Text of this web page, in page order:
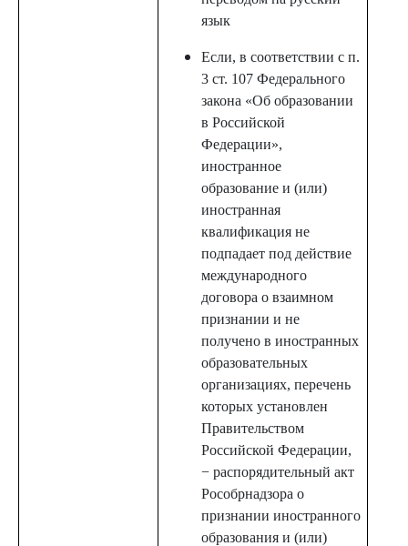
язык
Если, в соответствии с п.
3 ст. 107 Федерального
закона «Об образовании
в Российской
Федерации»,
иностранное
образование и (или)
иностранная
квалификация не
подпадает под действие
международного
договора о взаимном
признании и не
получено в иностранных
образовательных
организациях, перечень
которых установлен
Правительством
Российской Федерации,
− распорядительный акт
Рособрнадзора о
признании иностранного
образования и (или)